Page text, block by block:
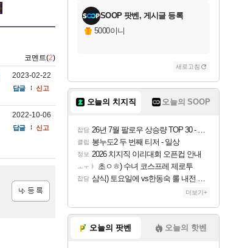
코멘트(2)
2023-02-22
답글 신고
2022-10-06
답글 신고
SOOP 팟벤, 게시글 등록
5000이니
새로고침
오늘의 치지직 오늘의 SOOP
잡담 26년 7월 팔로우 상승량 TOP 30 - 월간 치지직
클립 봉누도2 두 번째 티저 - 일상
정보 2026 치지직 이리대회 오픈컵 안내
ㅗㅜㅑ 초ㅇㅎ) 수녀 코스프레 제로투
잡담 삼식) 토요일에 vs한동숙 롤 내전 예정
더보기+
오늘의 팟벤 오늘의 핫벤